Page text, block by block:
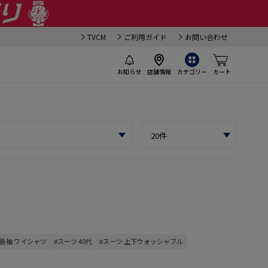
TVCM ご利用ガイド お問い合わせ
お知らせ 店舗情報 カテゴリー カート
袖 ワイシャツ #スーツ 40代 #スーツ 上下ウォッシャブル